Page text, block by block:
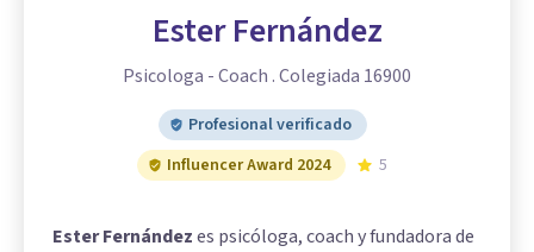
Ester Fernández
Psicologa - Coach . Colegiada 16900
Profesional verificado
Influencer Award 2024
5
Ester Fernándezes psicóloga, coach y fundadora de